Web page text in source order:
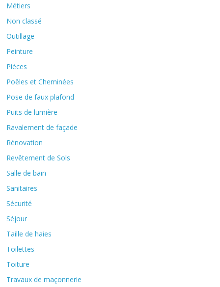
Métiers
Non classé
Outillage
Peinture
Pièces
Poêles et Cheminées
Pose de faux plafond
Puits de lumière
Ravalement de façade
Rénovation
Revêtement de Sols
Salle de bain
Sanitaires
Sécurité
Séjour
Taille de haies
Toilettes
Toiture
Travaux de maçonnerie